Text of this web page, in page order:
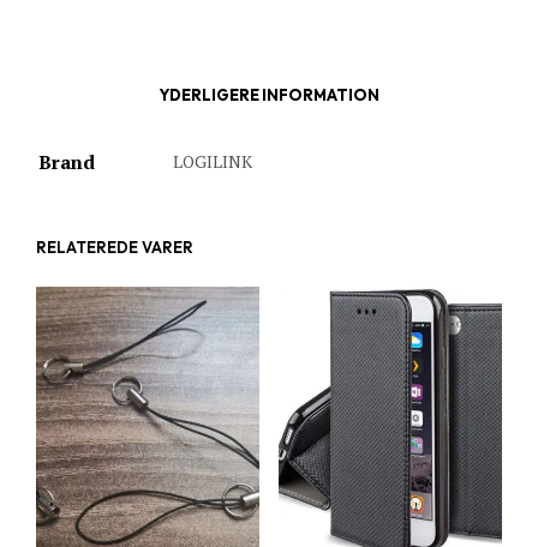
YDERLIGERE INFORMATION
Brand LOGILINK
RELATEREDE VARER